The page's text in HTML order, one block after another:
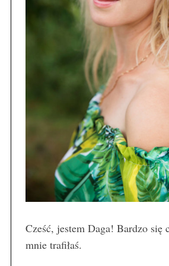
Cześć, jestem Daga! Bardzo się
mnie trafiłaś.